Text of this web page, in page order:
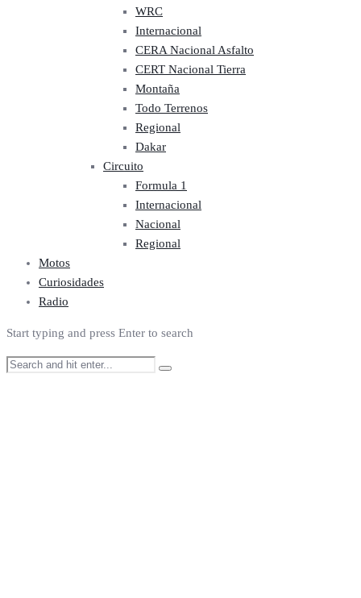
WRC
Internacional
CERA Nacional Asfalto
CERT Nacional Tierra
Montaña
Todo Terrenos
Regional
Dakar
Circuito
Formula 1
Internacional
Nacional
Regional
Motos
Curiosidades
Radio
Start typing and press Enter to search